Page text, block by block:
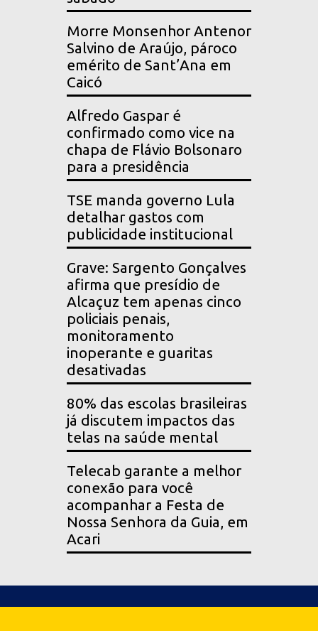
Morre Monsenhor Antenor
Salvino de Araújo, pároco
emérito de Sant’Ana em
Caicó
Alfredo Gaspar é
confirmado como vice na
chapa de Flávio Bolsonaro
para a presidência
TSE manda governo Lula
detalhar gastos com
publicidade institucional
Grave: Sargento Gonçalves
afirma que presídio de
Alcaçuz tem apenas cinco
policiais penais,
monitoramento
inoperante e guaritas
desativadas
80% das escolas brasileiras
já discutem impactos das
telas na saúde mental
Telecab garante a melhor
conexão para você
acompanhar a Festa de
Nossa Senhora da Guia, em
Acari